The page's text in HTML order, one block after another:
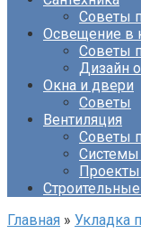
Советы
Освещение в
Советы
Дизайн
Окна и двери
Советы
Вентиляция
Советы
Системы
Проекты
Главная » Укладка